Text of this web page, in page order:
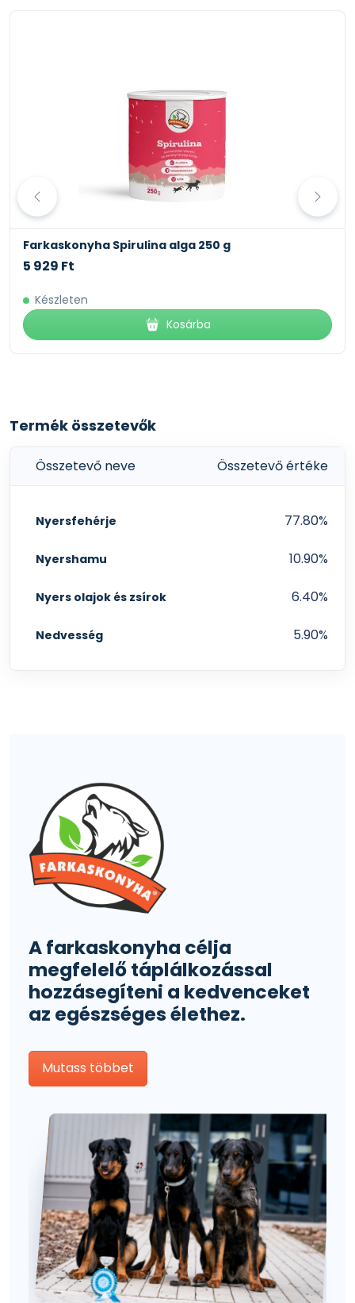
Farkaskonyha Spirulina alga 250 g
5 929 Ft
Készleten
Kosárba
Termék összetevők
Összetevő neve Összetevő értéke
Nyersfehérje 77.80%
Nyershamu 10.90%
Nyers olajok és zsírok 6.40%
Nedvesség 5.90%
A farkaskonyha célja
megfelelő táplálkozással
hozzásegíteni a kedvenceket
az egészséges élethez.
Mutass többet